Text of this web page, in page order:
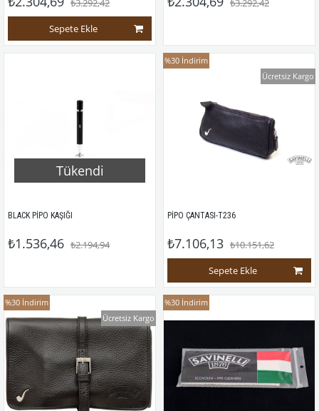
₺3.292,42
Sepete Ekle
₺3.292,42
Tükendi
BLACK PİPO KAŞIĞI
₺1.536,46 ₺2.194,94
PİPO ÇANTASI-T236
₺7.106,13 ₺10.151,62
Sepete Ekle
%30 İndirim
Ücretsiz Kargo
%30 İndirim
Ücretsiz Kargo
%30 İndirim